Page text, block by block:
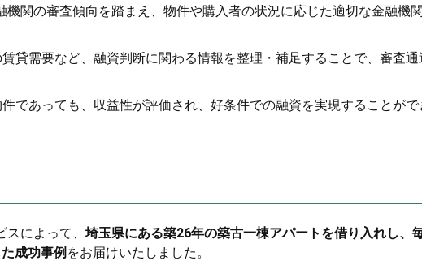
機関の審査傾向を踏まえ、物件や購入者の状況に応じた適切な金融機
貸需要など、融資判断に関わる情報を整理・補足することで、審査通
であっても、収益性が評価され、好条件での融資を実現することがで
によって、 埼玉県にある築26年の築古一棟アパートを借り入れし、
成功事例 をお届けいたしました。